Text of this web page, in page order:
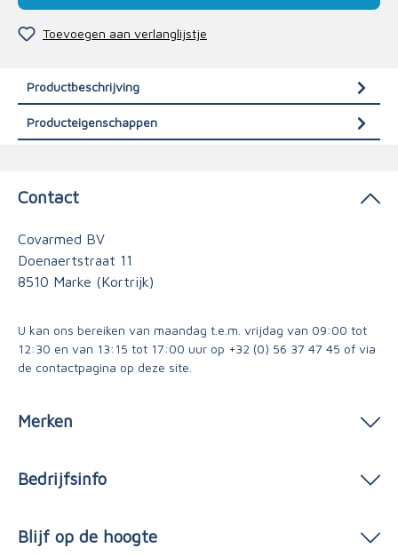
Toevoegen aan verlanglijstje
Productbeschrijving
Producteigenschappen
Contact
Covarmed BV
Doenaertstraat 11
8510 Marke (Kortrijk)
U kan ons bereiken van maandag t.e.m. vrijdag van 09:00 tot
12:30 en van 13:15 tot 17:00 uur op +32 (0) 56 37 47 45 of via
de contactpagina op deze site.
Merken
Bedrijfsinfo
Blijf op de hoogte